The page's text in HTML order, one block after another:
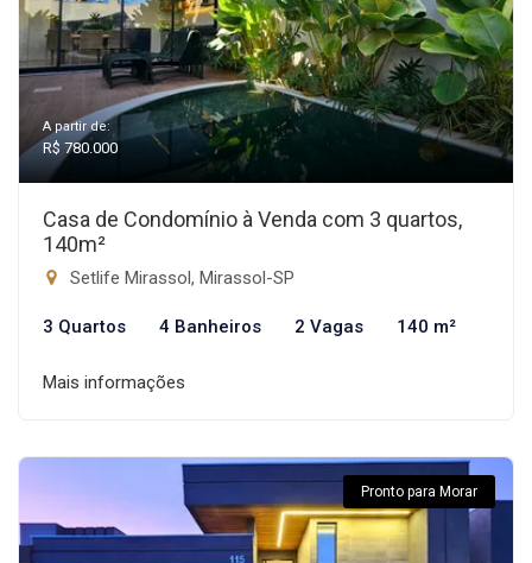
A partir de:
R$ 780.000
Casa de Condomínio à Venda com 3 quartos,
140m²
Setlife Mirassol, Mirassol-SP
3 Quartos 4 Banheiros 2 Vagas 140 m²
Mais informações
Pronto para Morar